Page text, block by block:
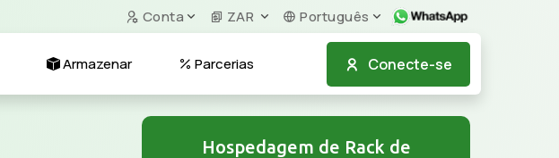
Conta ZAR Português
Conecte-se
Armazenar Parcerias
Hospedagem de Rack de